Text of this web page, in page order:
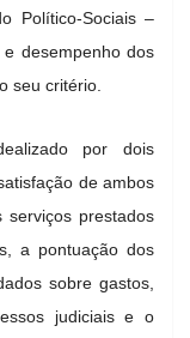
Político-Sociais –
desempenho dos
seu critério.
por dois
de ambos
prestados
a pontuação dos
sobre gastos,
judiciais e o